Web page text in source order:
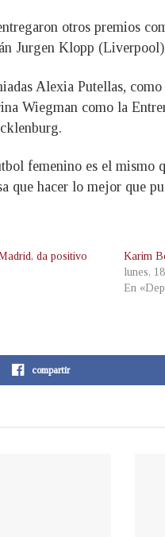
otros premios
Jurgen Klopp
Alexia Putellas,
Wiegman como la
femenino es el mismo
que hacer lo mejor que
da positivo
Karim
lunes,
En
compartir